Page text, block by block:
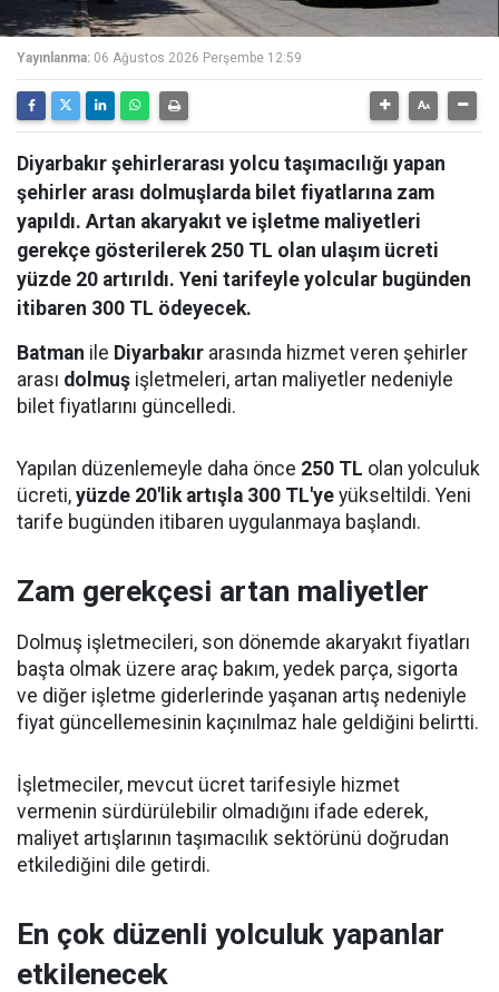
Yayınlanma: 06 Ağustos 2026 Perşembe 12:59
Diyarbakır şehirlerarası yolcu taşımacılığı yapan
şehirler arası dolmuşlarda bilet fiyatlarına zam
yapıldı. Artan akaryakıt ve işletme maliyetleri
gerekçe gösterilerek 250 TL olan ulaşım ücreti
yüzde 20 artırıldı. Yeni tarifeyle yolcular bugünden
itibaren 300 TL ödeyecek.
Batman ile Diyarbakır arasında hizmet veren şehirler
arası dolmuş işletmeleri, artan maliyetler nedeniyle
bilet fiyatlarını güncelledi.
Yapılan düzenlemeyle daha önce 250 TL olan yolculuk
ücreti, yüzde 20'lik artışla 300 TL'ye yükseltildi. Yeni
tarife bugünden itibaren uygulanmaya başlandı.
Zam gerekçesi artan maliyetler
Dolmuş işletmecileri, son dönemde akaryakıt fiyatları
başta olmak üzere araç bakım, yedek parça, sigorta
ve diğer işletme giderlerinde yaşanan artış nedeniyle
fiyat güncellemesinin kaçınılmaz hale geldiğini belirtti.
İşletmeciler, mevcut ücret tarifesiyle hizmet
vermenin sürdürülebilir olmadığını ifade ederek,
maliyet artışlarının taşımacılık sektörünü doğrudan
etkilediğini dile getirdi.
En çok düzenli yolculuk yapanlar
etkilenecek